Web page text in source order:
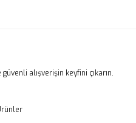
Yaz
görüntülenemiyor.
alışverişin keyfini çıkarın.